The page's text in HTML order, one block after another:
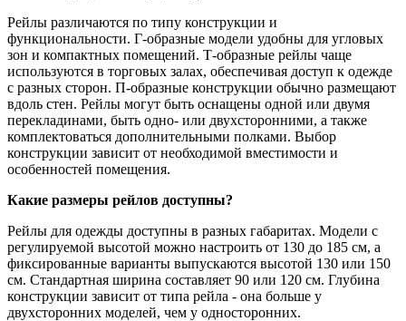
Рейлы различаются по типу конструкции и
функциональности. Г-образные модели удобны для угловых
зон и компактных помещений. Т-образные рейлы чаще
используются в торговых залах, обеспечивая доступ к одежде
с разных сторон. П-образные конструкции обычно размещают
вдоль стен. Рейлы могут быть оснащены одной или двумя
перекладинами, быть одно- или двухсторонними, а также
комплектоваться дополнительными полками. Выбор
конструкции зависит от необходимой вместимости и
особенностей помещения.
Какие размеры рейлов доступны?
Рейлы для одежды доступны в разных габаритах. Модели с
регулируемой высотой можно настроить от 130 до 185 см, а
фиксированные варианты выпускаются высотой 130 или 150
см. Стандартная ширина составляет 90 или 120 см. Глубина
конструкции зависит от типа рейла - она больше у
двухсторонних моделей, чем у односторонних.